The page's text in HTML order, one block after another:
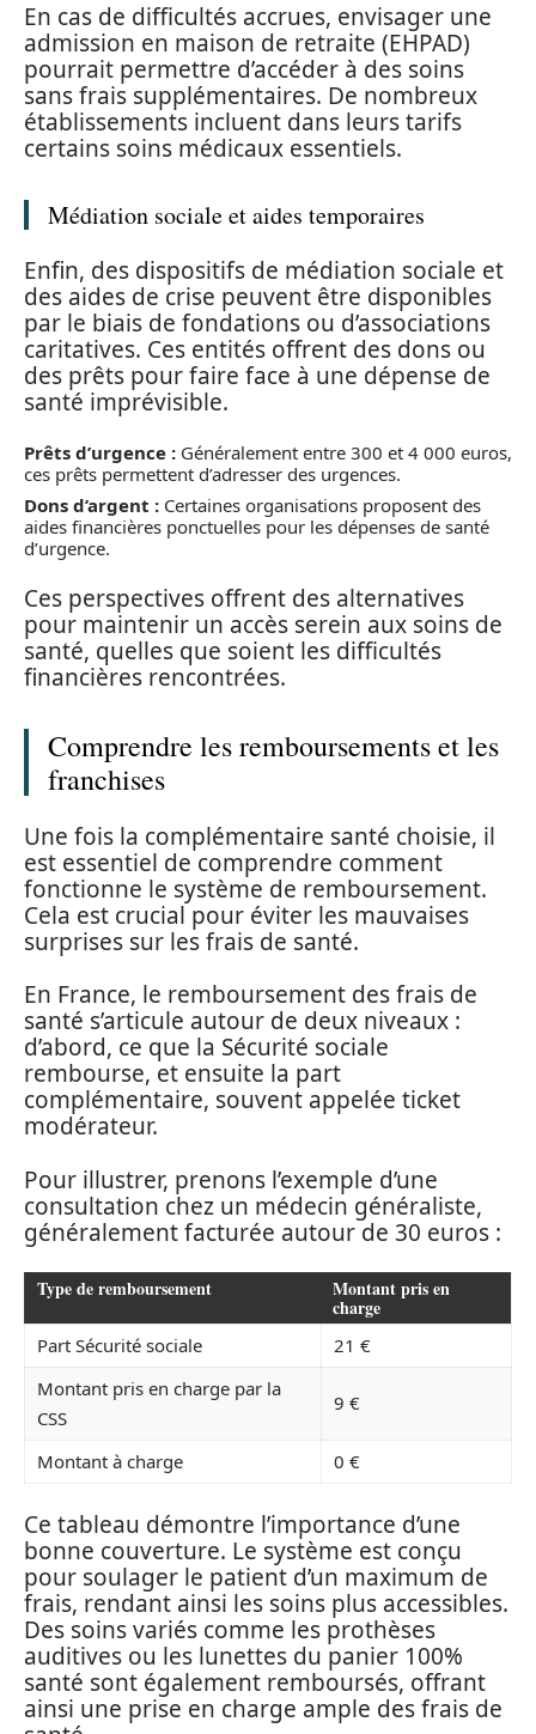
En cas de difficultés accrues, envisager une
admission en maison de retraite (EHPAD)
pourrait permettre d’accéder à des soins
sans frais supplémentaires. De nombreux
établissements incluent dans leurs tarifs
certains soins médicaux essentiels.
Médiation sociale et aides temporaires
Enfin, des dispositifs de médiation sociale et
des aides de crise peuvent être disponibles
par le biais de fondations ou d’associations
caritatives. Ces entités offrent des dons ou
des prêts pour faire face à une dépense de
santé imprévisible.
Prêts d’urgence : Généralement entre 300 et 4 000 euros,
ces prêts permettent d’adresser des urgences.
Dons d’argent : Certaines organisations proposent des
aides financières ponctuelles pour les dépenses de santé
d’urgence.
Ces perspectives offrent des alternatives
pour maintenir un accès serein aux soins de
santé, quelles que soient les difficultés
financières rencontrées.
Comprendre les remboursements et les
franchises
Une fois la complémentaire santé choisie, il
est essentiel de comprendre comment
fonctionne le système de remboursement.
Cela est crucial pour éviter les mauvaises
surprises sur les frais de santé.
En France, le remboursement des frais de
santé s’articule autour de deux niveaux :
d’abord, ce que la Sécurité sociale
rembourse, et ensuite la part
complémentaire, souvent appelée ticket
modérateur.
Pour illustrer, prenons l’exemple d’une
consultation chez un médecin généraliste,
généralement facturée autour de 30 euros :
Type de remboursement Montant pris en
charge
Part Sécurité sociale
21 €
Montant pris en charge par la
CSS
9 €
Montant à charge 0 €
Ce tableau démontre l’importance d’une
bonne couverture. Le système est conçu
pour soulager le patient d’un maximum de
frais, rendant ainsi les soins plus accessibles.
Des soins variés comme les prothèses
auditives ou les lunettes du panier 100%
santé sont également remboursés, offrant
ainsi une prise en charge ample des frais de